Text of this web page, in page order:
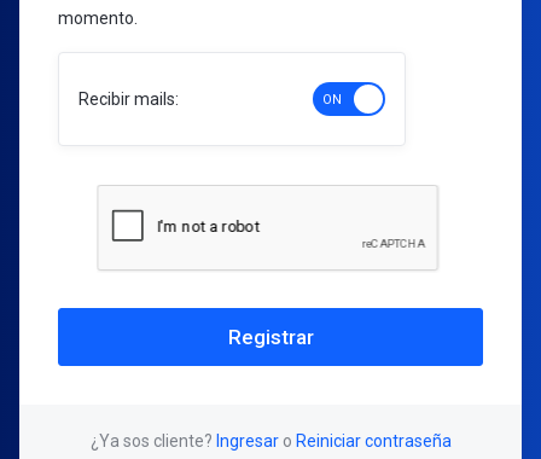
momento.
Recibir mails:
¿Ya sos cliente? Ingresar o Reiniciar contraseña